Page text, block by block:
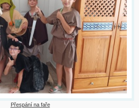
Přespání na faře